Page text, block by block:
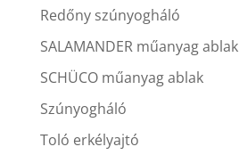
Redőny szúnyogháló
SALAMANDER műanyag ablak
SCHÜCO műanyag ablak
Szúnyogháló
Toló erkélyajtó